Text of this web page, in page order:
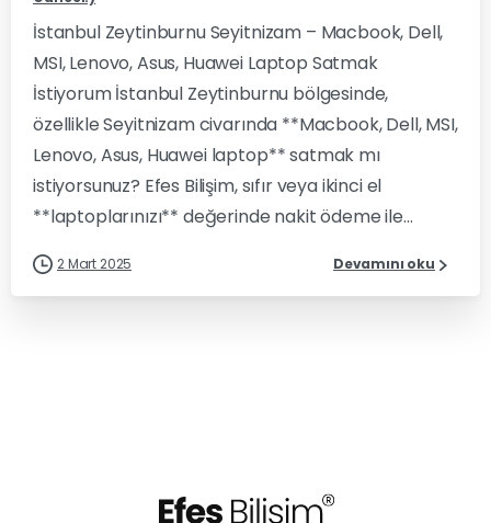
İstanbul Zeytinburnu Seyitnizam – Macbook, Dell,
MSI, Lenovo, Asus, Huawei Laptop Satmak
İstiyorum İstanbul Zeytinburnu bölgesinde,
özellikle Seyitnizam civarında **Macbook, Dell, MSI,
Lenovo, Asus, Huawei laptop** satmak mı
istiyorsunuz? Efes Bilişim, sıfır veya ikinci el
**laptoplarınızı** değerinde nakit ödeme ile...
2 Mart 2025 Devamını oku